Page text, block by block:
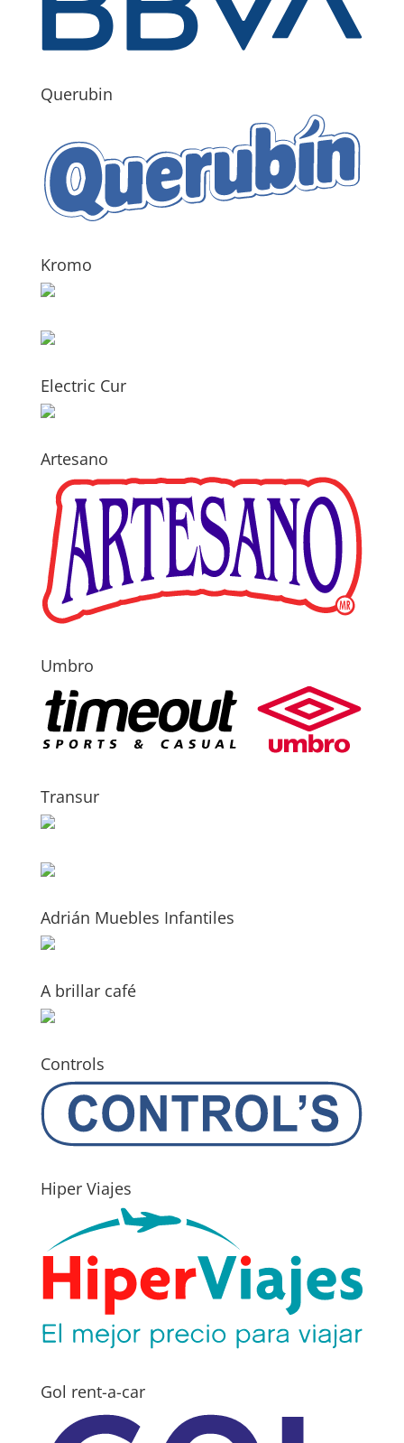
Querubin
Kromo
Electric Cur
Artesano
Umbro
Transur
Adrián Muebles Infantiles
A brillar café
Controls
Hiper Viajes
Gol rent-a-car